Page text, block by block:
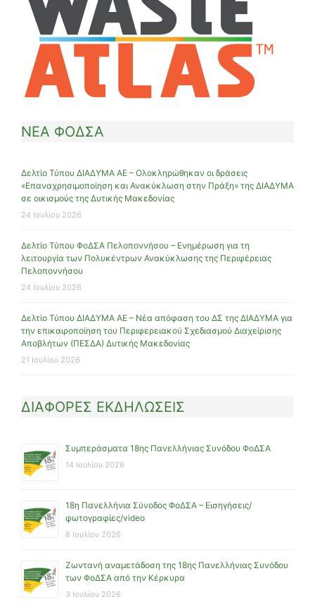
ΝΕΑ ΦΟΔΣΑ
Δελτίο Τύπου ΔΙΑΔΥΜΑ ΑΕ – Ολοκληρώθηκαν οι δράσεις
«Επαναχρησιμοποίηση και Ανακύκλωση στην Πράξη» της ΔΙΑΔΥΜΑ
σε οικισμούς της Δυτικής Μακεδονίας
24 Ιουλίου 2026
Δελτίο Τύπου ΦοΔΣΑ Πελοποννήσου – Ενημέρωση για τη
λειτουργία των Πολυκέντρων Ανακύκλωσης της Περιφέρειας
Πελοποννήσου
24 Ιουλίου 2026
Δελτίο Τύπου ΔΙΑΔΥΜΑ ΑΕ – Νέα απόφαση του ΔΣ της ΔΙΑΔΥΜΑ για
την επικαιροποίηση του Περιφερειακού Σχεδιασμού Διαχείρισης
Αποβλήτων (ΠΕΣΔΑ) Δυτικής Μακεδονίας
21 Ιουλίου 2026
ΔΙΑΦΟΡΕΣ ΕΚΔΗΛΩΣΕΙΣ
Συμπεράσματα 18ης Πανελλήνιας Συνόδου ΦοΔΣΑ
14 Ιουλίου 2026
18η Πανελλήνια Σύνοδος ΦοΔΣΑ – Εισηγήσεις/
φωτογραφίες/video
8 Ιουλίου 2026
Ζωντανή αναμετάδοση της 18ης Πανελλήνιας Συνόδου
των ΦοΔΣΑ από την Κέρκυρα
3 Ιουλίου 2026